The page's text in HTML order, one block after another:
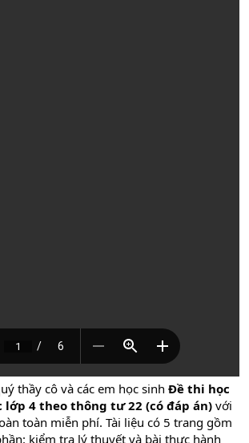
thầy cô và các em học sinh Đề thi học
lớp 4 theo thông tư 22 (có đáp án) với
toàn miễn phí. Tài liệu có 5 trang gồm
kiểm tra lý thuyết và bài thực hành